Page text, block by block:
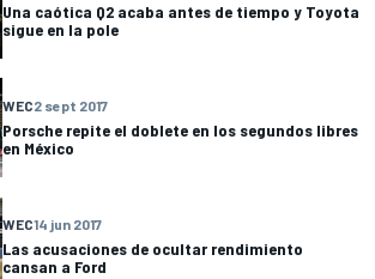
Una caótica Q2 acaba antes de tiempo y Toyota
sigue en la pole
WEC2 sept 2017
Porsche repite el doblete en los segundos libres
en México
WEC14 jun 2017
Las acusaciones de ocultar rendimiento
cansan a Ford